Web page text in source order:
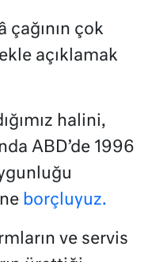
çağının çok
açıklamak
halini,
ABD’de 1996
borçluyuz.
ve servis